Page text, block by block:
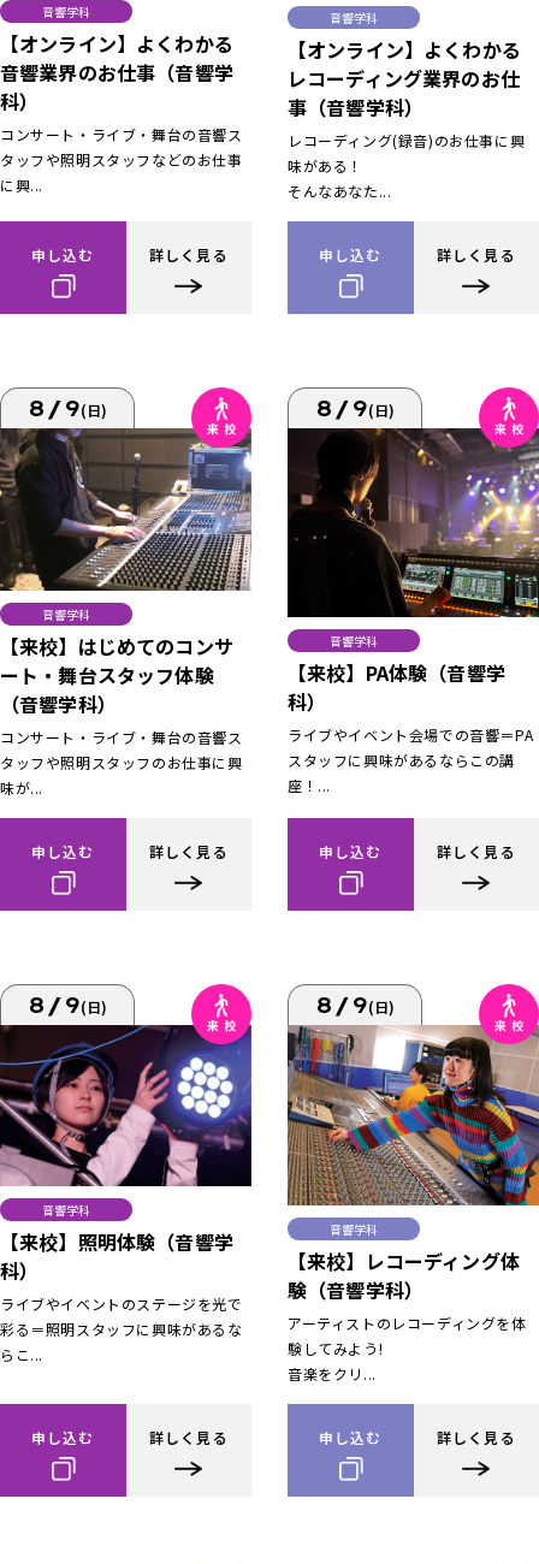
音響学科
【オンライン】よくわかる
音響業界のお仕事（音響学
科）
コンサート・ライブ・舞台の音響ス
タッフや照明スタッフなどのお仕事
に興...
申し込む 詳しく見る
音響学科
【オンライン】よくわかる
レコーディング業界のお仕
事（音響学科）
レコーディング(録音)のお仕事に興
味がある！
そんなあなた...
申し込む 詳しく見る
8/9(日)
音響学科
【来校】はじめてのコンサ
ート・舞台スタッフ体験
（音響学科）
コンサート・ライブ・舞台の音響ス
タッフや照明スタッフのお仕事に興
味が...
申し込む 詳しく見る
8/9(日)
音響学科
【来校】PA体験（音響学
科）
ライブやイベント会場での音響＝PA
スタッフに興味があるならこの講
座！...
申し込む 詳しく見る
8/9(日)
音響学科
【来校】照明体験（音響学
科）
ライブやイベントのステージを光で
彩る＝照明スタッフに興味があるな
らこ...
申し込む 詳しく見る
8/9(日)
音響学科
【来校】レコーディング体
験（音響学科）
アーティストのレコーディングを体
験してみよう!
音楽をクリ...
申し込む 詳しく見る